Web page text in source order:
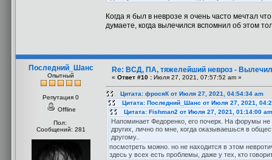
Когда я был в неврозе я очень часто мечтал
думаете, когда вылечился вспомнил об этом
Последний_Шанс
Опытный
Репутация 0
Offline
Пол:
Сообщений: 281
Re: ВСД, ПА, тяжелейший невроз -
« Ответ #10 : Июля 27, 2021, 07:57:52 am »
Цитата: фросяК от Июля 27, 2021, 04:54:34 am
Цитата: Последний_Шанс от Июля 27, 2021,
Цитата: Fishman2 от Июля 27, 2021, 01:14:00 am
Напоминает Федоренко, его почерк. На форумы не
других, лично по мне, когда оказываешься в
другому..
посмотреть можно. но не находится в этом
здесь у всех есть проблемы, даже у тех, кто